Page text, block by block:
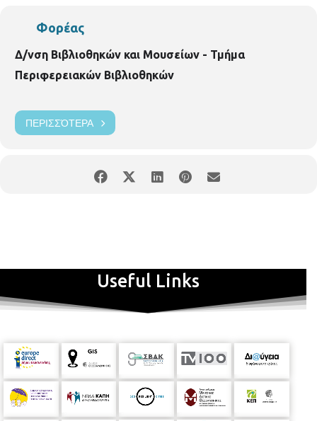
τηλ. 2310324666).
Φορέας
Δ/νση Βιβλιοθηκών και Μουσείων - Τμήμα
Περιφερειακών Βιβλιοθηκών
ΠΕΡΙΣΣΌΤΕΡΑ
Useful Links